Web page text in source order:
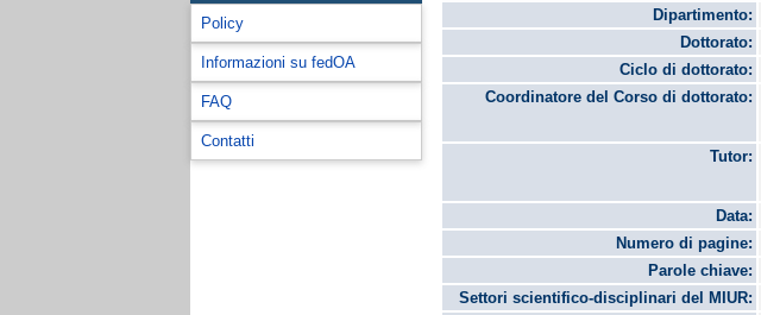
Policy
Informazioni su fedOA
FAQ
Contatti
Dipartimento:
Dottorato:
Ciclo di dottorato:
Coordinatore del Corso di dottorato:
Tutor:
Data:
Numero di pagine:
Parole chiave:
Settori scientifico-disciplinari del MIUR: